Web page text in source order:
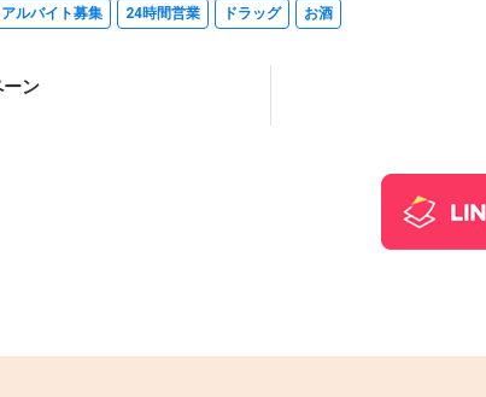
ルバイト募集 24時間営業 ドラッグ お酒
ン